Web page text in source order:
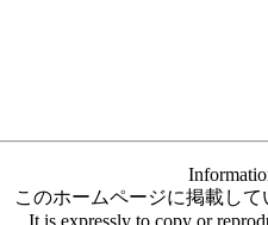
このホームページに掲載し
It is expressly to copy or